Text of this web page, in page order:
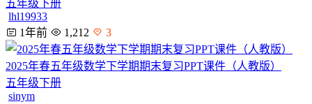
五年级下册
lhl19933
1年前
1,212 3
2025年春五年级数学下学期期末复习PPT课件（人教版）
五年级下册
sinym